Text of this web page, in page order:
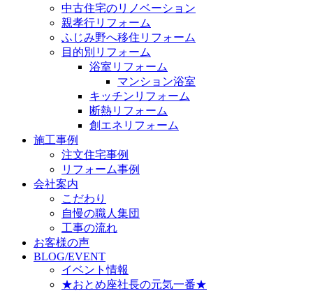
中古住宅のリノベーション
親孝行リフォーム
ふじみ野へ移住リフォーム
目的別リフォーム
浴室リフォーム
マンション浴室
キッチンリフォーム
断熱リフォーム
創エネリフォーム
施工事例
注文住宅事例
リフォーム事例
会社案内
こだわり
自慢の職人集団
工事の流れ
お客様の声
BLOG/EVENT
イベント情報
★おとめ座社長の元気一番★